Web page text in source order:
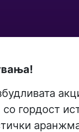
гордост